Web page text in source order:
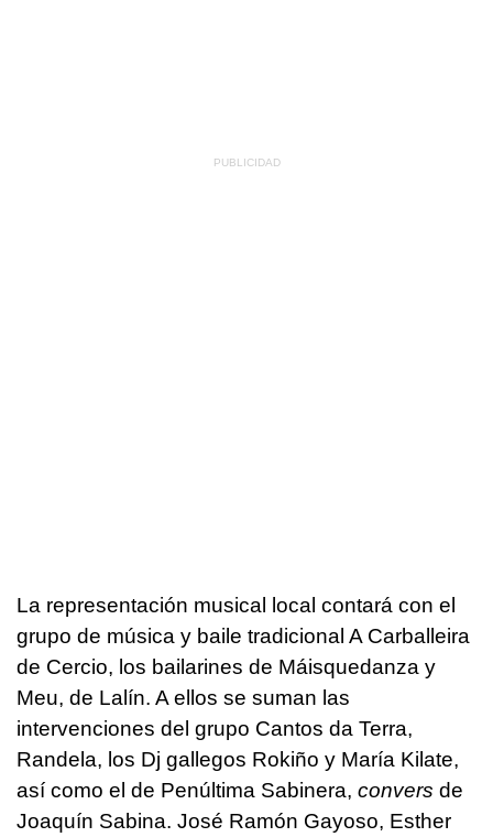
La representación musical local contará con el
grupo de música y baile tradicional A Carballeira
de Cercio, los bailarines de Máisquedanza y
Meu, de Lalín. A ellos se suman las
intervenciones del grupo Cantos da Terra,
Randela, los Dj gallegos Rokiño y María Kilate,
así como el de Penúltima Sabinera, convers de
Joaquín Sabina. José Ramón Gayoso, Esther